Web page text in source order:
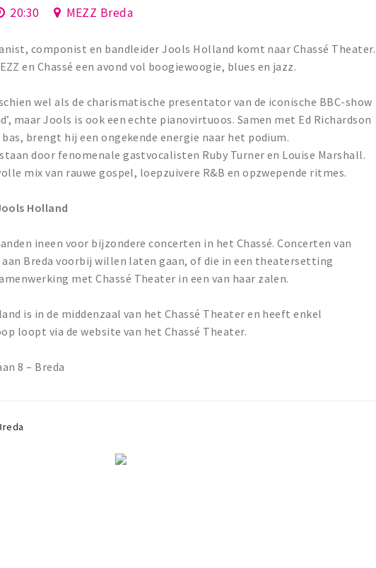
20:30 MEZZ Breda
componist en bandleider Jools Holland komt naar Chassé Theater.
en Chassé een avond vol boogiewoogie, blues en jazz.
wel als de charismatische presentator van de iconische BBC-show
maar Jools is ook een echte pianovirtuoos. Samen met Ed Richardson
brengt hij een ongekende energie naar het podium.
door fenomenale gastvocalisten Ruby Turner en Louise Marshall.
mix van rauwe gospel, loepzuivere R&B en opzwepende ritmes.
Holland
ineen voor bijzondere concerten in het Chassé. Concerten van
Breda voorbij willen laten gaan, of die in een theatersetting
met Chassé Theater in een van haar zalen.
is in de middenzaal van het Chassé Theater en heeft enkel
loopt via de website van het Chassé Theater.
8 – Breda